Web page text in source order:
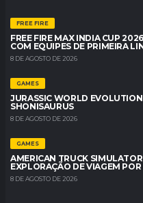
FREE FIRE
FREE FIRE MAX INDIA CUP
COM EQUIPES DE PRIMEIRA
8 DE AGOSTO DE 2026
GAMES
JURASSIC WORLD EVOLUTION
SHONISAURUS
8 DE AGOSTO DE 2026
GAMES
AMERICAN TRUCK SIMULATOR
EXPLORAÇÃO DE VIAGEM
8 DE AGOSTO DE 2026